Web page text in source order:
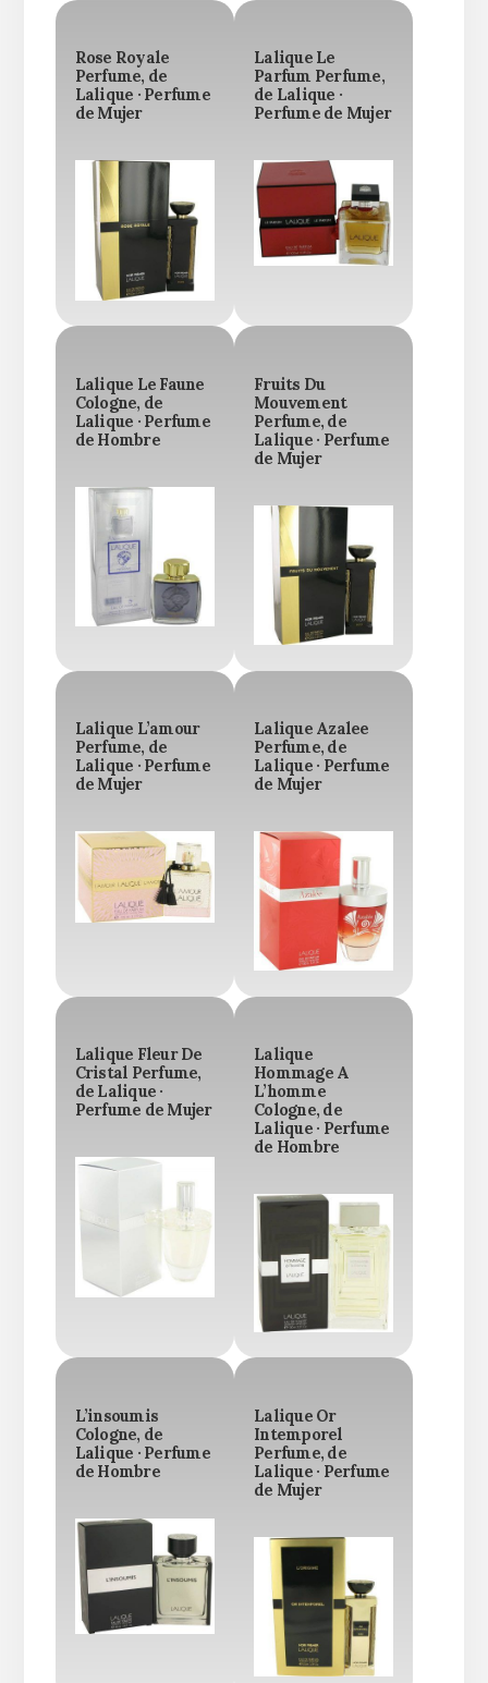
Rose Royale
Perfume, de
Lalique · Perfume
de Mujer
Lalique Le
Parfum Perfume,
de Lalique ·
Perfume de Mujer
Lalique Le Faune
Cologne, de
Lalique · Perfume
de Hombre
Fruits Du
Mouvement
Perfume, de
Lalique · Perfume
de Mujer
Lalique L’amour
Perfume, de
Lalique · Perfume
de Mujer
Lalique Azalee
Perfume, de
Lalique · Perfume
de Mujer
Lalique Fleur De
Cristal Perfume,
de Lalique ·
Perfume de Mujer
Lalique
Hommage A
L’homme
Cologne, de
Lalique · Perfume
de Hombre
L’insoumis
Cologne, de
Lalique · Perfume
de Hombre
Lalique Or
Intemporel
Perfume, de
Lalique · Perfume
de Mujer